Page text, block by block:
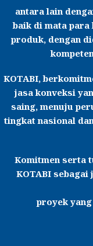
antara lain
baik di mata
produk, dengan
KOTABI,
jasa konveksi
saing, menuju
tingkat nasional
Komitmen serta
KOTABI
proyek